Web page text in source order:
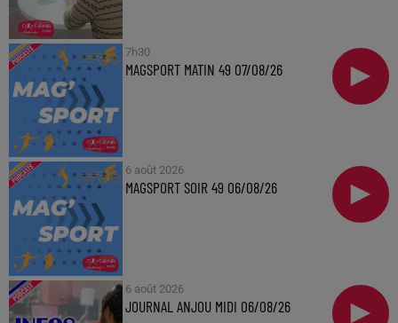
7h30
MAGSPORT MATIN 49 07/08/26
6 août 2026
MAGSPORT SOIR 49 06/08/26
6 août 2026
JOURNAL ANJOU MIDI 06/08/26